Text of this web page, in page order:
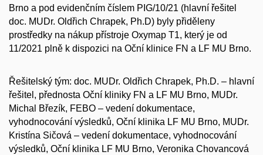
Brno a pod evidenčním číslem PIG/10/21 (hlavní řešitel
doc. MUDr. Oldřich Chrapek, Ph.D) byly přiděleny
prostředky na nákup přístroje Oxymap T1, který je od
11/2021 plně k dispozici na Oční klinice FN a LF MU Brno.
Řešitelský tým: doc. MUDr. Oldřich Chrapek, Ph.D. – hlavní
řešitel, přednosta Oční kliniky FN a LF MU Brno, MUDr.
Michal Březík, FEBO – vedení dokumentace,
vyhodnocování výsledků, Oční klinika LF MU Brno, MUDr.
Kristína Sičová – vedení dokumentace, vyhodnocování
výsledků, Oční klinika LF MU Brno, Veronika Chovancová